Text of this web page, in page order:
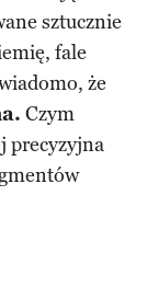
sztucznie
fale
że
Czym
precyzyjna